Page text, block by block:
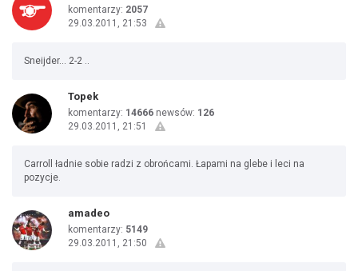
komentarzy: 2057
29.03.2011, 21:53
Sneijder... 2-2 ..
Topek
komentarzy: 14666 newsów: 126
29.03.2011, 21:51
Carroll ładnie sobie radzi z obrońcami. Łapami na glebe i leci na
pozycje.
amadeo
komentarzy: 5149
29.03.2011, 21:50